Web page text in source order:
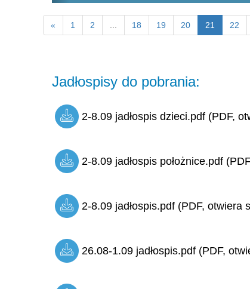
« 1 2 18 19 20 21 22
Jadłospisy do pobrania:
2-8.09 jadłospis dzieci.pdf (PDF,
2-8.09 jadłospis położnice.pdf
2-8.09 jadłospis.pdf (PDF, otwiera
26.08-1.09 jadłospis.pdf (PDF,